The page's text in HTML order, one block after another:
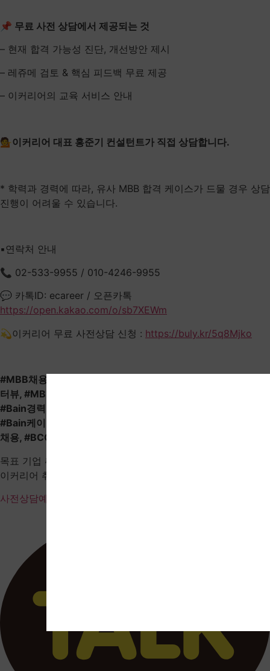
📌 무료 사전 상담에서 제공되는 것
– 현재 합격 가능성 진단, 개선방안 제시
– 레쥬메 검토 & 핵심 피드백 무료 제공
– 이커리어의 교육 서비스 안내
💁이커리어 대표 홍준기 컨설턴트가 직접 상담합니다.
* 학력과 경력에 따라, 유사 MBB 합격 케이스가 드물 경우 상담
진행이 어려울 수 있습니다.
▪️연락처 안내
📞 02-533-9955 / 010-4246-9955
💬 카톡ID: ecareer / 오픈카톡
https://open.kakao.com/o/sb7XEWm
💫이커리어 무료 사전상담 신청 : https://buly.kr/5q8Mjko
#MBB채용, #MBB경력직채용, #케이스인터뷰, #MBB케이스인
터뷰, #MBB경력직, #맥킨지경력직채용, #BCG경력직채용,
#Bain경력직채용, #맥킨지케이스인터뷰, #BCG케이스인터뷰,
#Bain케이스인터뷰, #케이스인터뷰학원, #맥킨지채용, #베인
채용, #BCG채용, #맥킨지, #베인, #BCG
목표 기업 취업의 꿈을 실현하는 가장 확실한 길
이커리어 취업컨설팅
사전상담예약 바로가기